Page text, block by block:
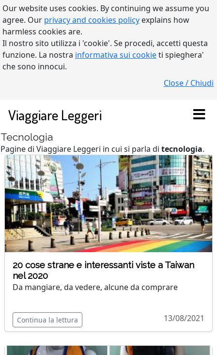
Our website uses cookies. By continuing we assume you
agree. Our privacy and cookies policy explains how
harmless cookies are.
Il nostro sito utilizza i 'cookie'. Se procedi, accetti questa
funzione. La nostra informativa sui cookieti spieghera'
che sono innocui.
Close / Chiudi
Viaggiare Leggeri
Tecnologia
Pagine di Viaggiare Leggeri in cui si parla di tecnologia.
20 cose strane e interessanti viste a Taiwan
nel 2020
Da mangiare, da vedere, alcune da comprare
Continua la lettura 13/08/2021